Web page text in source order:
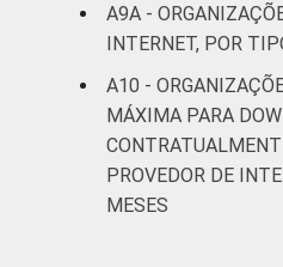
A9A -
INTERNET, POR
A10 -
MÁXIMA PARA
PROVEDOR DE
MESES